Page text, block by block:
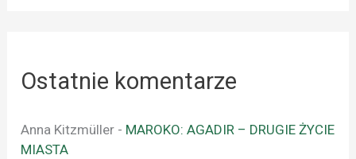
Ostatnie komentarze
Anna Kitzmüller - MAROKO: AGADIR – DRUGIE ŻYCIE
MIASTA